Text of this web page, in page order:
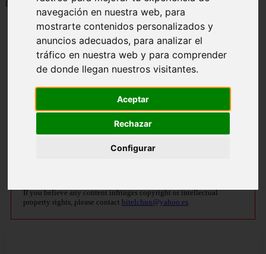
navegación en nuestra web, para
mostrarte contenidos personalizados y
anuncios adecuados, para analizar el
tráfico en nuestra web y para comprender
de donde llegan nuestros visitantes.
Aceptar
Rechazar
Configurar
📅 31/08/2025
Vista rápida
Plancha poliestireno expandido
Vista rápida
Paquete lana de roca
Derechos de autor
Si cree que algún contenido infringe derechos de autor o propiedad
bitelchux@yahoo.es
If you believe any content infringes copyright or intellectual
property rights, please contact bitelchux@yahoo.es.